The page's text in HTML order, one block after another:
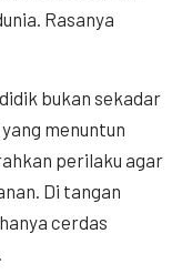
Rasanya
bukan sekadar
menuntun
perilaku agar
Di tangan
cerdas